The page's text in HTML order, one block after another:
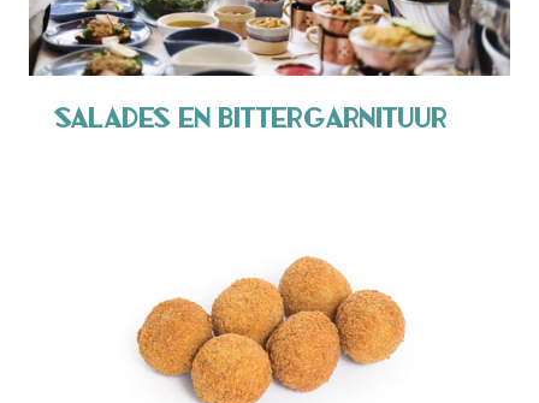
Salades en Bittergarnituur